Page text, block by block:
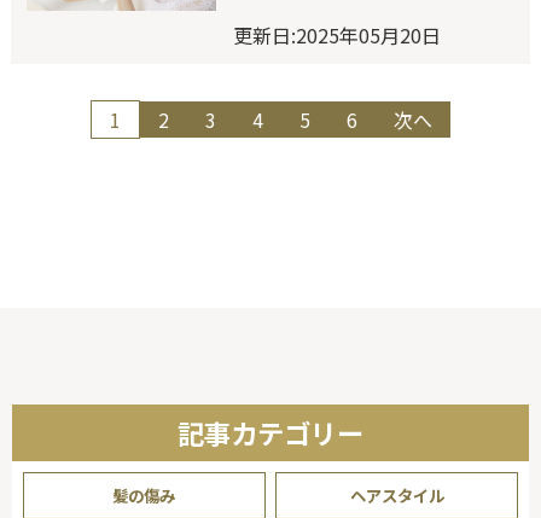
更新日:2025年05月20日
1 2 3 4 5 6 次へ
記事カテゴリー
髪の傷み ヘアスタイル